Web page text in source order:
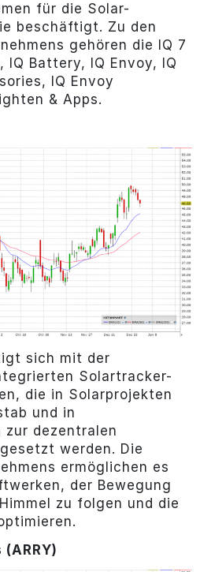
für die Solar-
beschäftigt. Zu den
gehören die IQ 7
Battery, IQ Envoy, IQ
IQ Envoy
& Apps.
sich mit der
Solartracker-
die in Solarprojekten
und in
zur dezentralen
werden. Die
ermöglichen es
der Bewegung
zu folgen und die